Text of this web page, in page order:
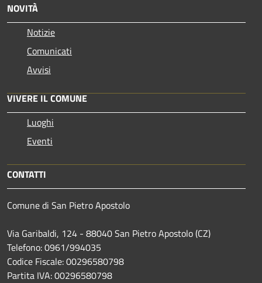
NOVITÀ
Notizie
Comunicati
Avvisi
VIVERE IL COMUNE
Luoghi
Eventi
CONTATTI
Comune di San Pietro Apostolo
Via Garibaldi, 124 - 88040 San Pietro Apostolo (CZ)
Telefono: 0961/994035
Codice Fiscale: 00296580798
Partita IVA: 00296580798